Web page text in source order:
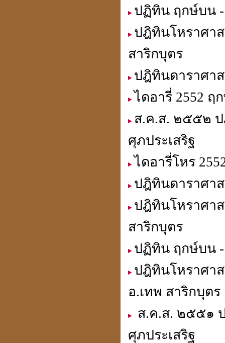
ปฏิทิน ฤกษ์บน
ปฎิทินโหราศา
สาริกบุตร
ปฎิทินดาราศา
ไดอารี่ 2552
ส.ค.ส. ๒๕๕๒ ป
ศุภประเสริฐ
ไดอารี่โหร
ปฎิทินดาราศาส
ปฎิทินโหราศา
สาริกบุตร
ปฏิทิน ฤกษ์บน
ปฎิทินโหราศา
อ.เทพ สาริกบุตร
ส.ค.ส. ๒๕๕๑
ศุภประเสริฐ